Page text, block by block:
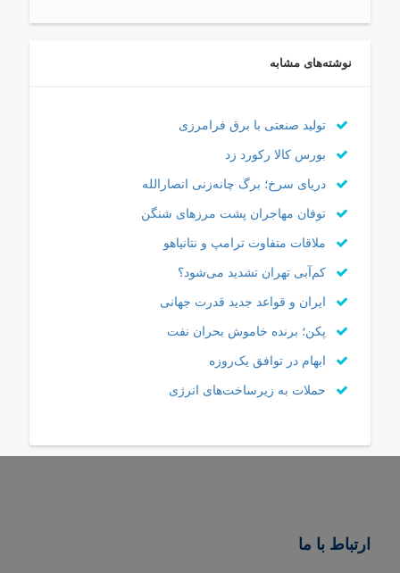
نوشته‌های مشابه
تولید صنعتی با برق فرامرزی
بورس کالا رکورد زد
دریای سرخ؛ برگ چانه‌زنی انصارالله
توفان مهاجران پشت مرزهای شنگن
ملاقات متفاوت ترامپ و نتانیاهو
کم‌آبی تهران تشدید می‌شود؟
ایران و قواعد جدید قدرت جهانی
پکن؛ برنده خاموش بحران نفت
ابهام در توافق یک‌روزه
حملات به زیرساخت‌های انرژی
ارتباط با ما